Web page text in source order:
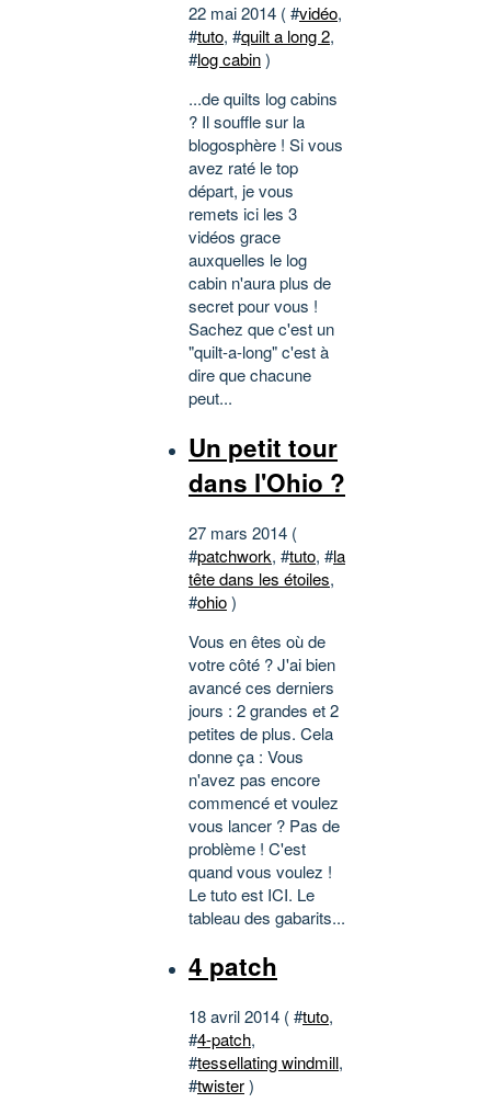
22 mai 2014 ( #vidéo,
#tuto, #quilt a long 2,
#log cabin)
...de quilts log cabins
? Il souffle sur la
blogosphère ! Si vous
avez raté le top
départ, je vous
remets ici les 3
vidéos grace
auxquelles le log
cabin n'aura plus de
secret pour vous !
Sachez que c'est un
"quilt-a-long" c'est à
dire que chacune
peut...
Un petit tour
dans l'Ohio ?
27 mars 2014 (
#patchwork, #tuto, #la
tête dans les étoiles,
#ohio)
Vous en êtes où de
votre côté ? J'ai bien
avancé ces derniers
jours : 2 grandes et 2
petites de plus. Cela
donne ça : Vous
n'avez pas encore
commencé et voulez
vous lancer ? Pas de
problème ! C'est
quand vous voulez !
Le tuto est ICI. Le
tableau des gabarits...
4 patch
18 avril 2014 ( #tuto,
#4-patch,
#tessellating windmill,
#twister)